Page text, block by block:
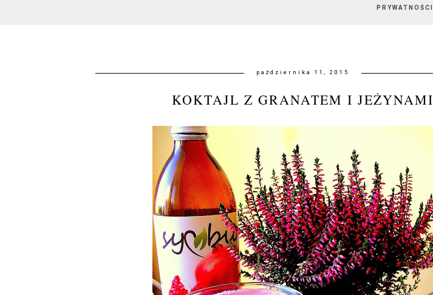
PRYWATNOŚCI
października 11, 2015
KOKTAJL Z GRANATEM I JEŻYNAMI